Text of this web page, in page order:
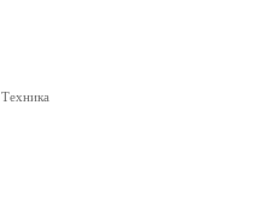
Техника